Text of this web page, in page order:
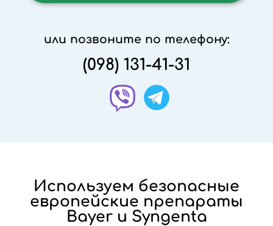
или позвоните по телефону:
(098) 131-41-31
Используем безопасные
европейские препараты
Bayer и Syngenta